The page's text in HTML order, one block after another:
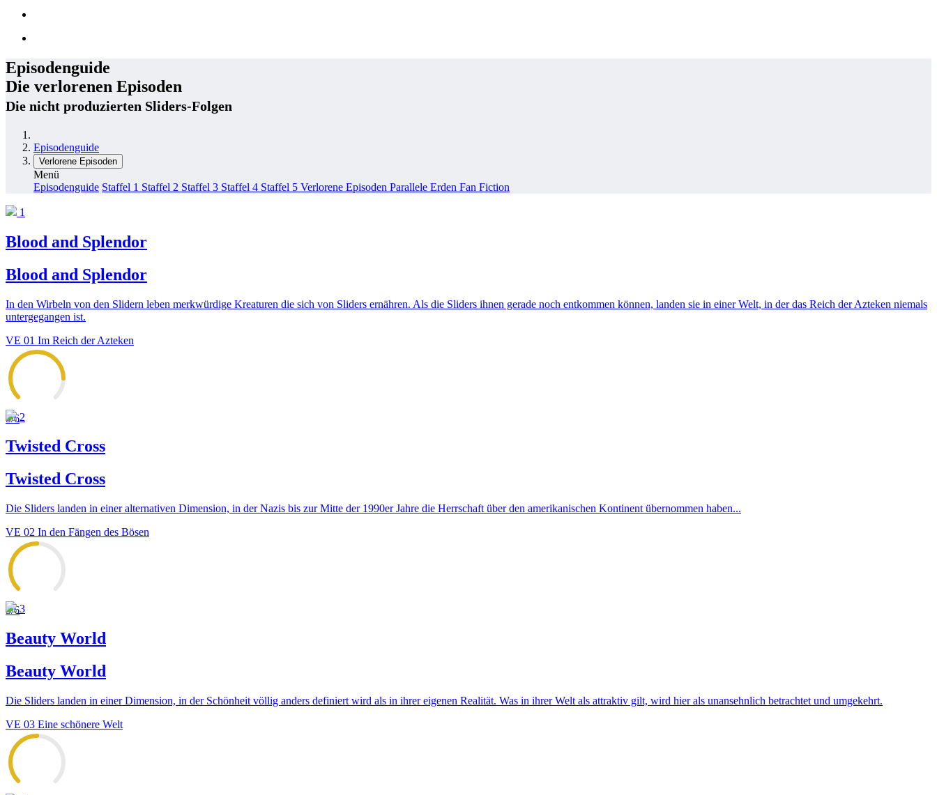
Episodenguide
Die verlorenen Episoden
Die nicht produzierten Sliders-Folgen
Episodenguide
Verlorene Episoden
Menü
Episodenguide Staffel 1 Staffel 2 Staffel 3 Staffel 4 Staffel 5 Verlorene Episoden Parallele Erden Fan Fiction
1
Blood and Splendor
Blood and Splendor
In den Wirbeln von den Slidern leben merkwürdige Kreaturen die sich von Sliders ernähren. Als die Sliders ihnen gerade noch entkommen können, landen sie in einer Welt, in der das Reich der Azteken niemals
untergegangen ist.
VE 01 Im Reich der Azteken
5/62
Twisted Cross
Twisted Cross
Die Sliders landen in einer alternativen Dimension, in der Nazis bis zur Mitte der 1990er Jahre die Herrschaft über den amerikanischen Kontinent übernommen haben...
VE 02 In den Fängen des Bösen
3/63
Beauty World
Beauty World
Die Sliders landen in einer Dimension, in der Schönheit völlig anders definiert wird als in ihrer eigenen Realität. Was in ihrer Welt als attraktiv gilt, wird hier als unansehnlich betrachtet und umgekehrt.
VE 03 Eine schönere Welt